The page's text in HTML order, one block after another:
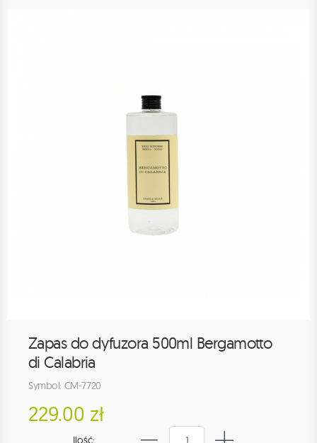
Zapas do dyfuzora 500ml Bergamotto
di Calabria
Symbol: CM-7720
229.00 zł
Ilość: